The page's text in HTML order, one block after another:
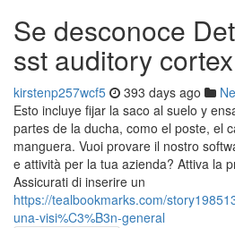
Se desconoce
sst auditory cortex
kirstenp257wcf5 393 days ago
Esto incluye fijar la saco al suelo y
partes de la ducha, como el poste, el
manguera. Vuoi provare il nostro
e attività per la tua azienda? Attiva la
Assicurati di inserire un
https://tealbookmarks.com/
una-visi%C3%B3n-general